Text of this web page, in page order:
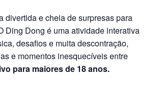
divertida e cheia de surpresas para
Ding Dong é uma atividade interativa
desafios e muita descontração,
e momentos inesquecíveis entre
para maiores de 18 anos.